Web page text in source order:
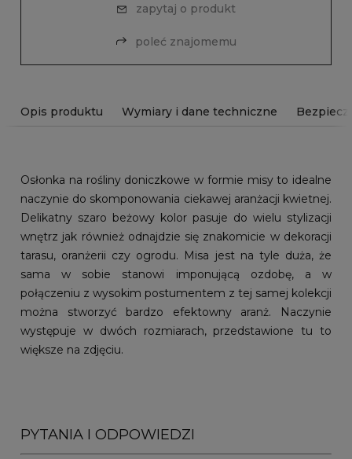
zapytaj o produkt
poleć znajomemu
Opis produktu Wymiary i dane techniczne
Osłonka na rośliny doniczkowe w formie misy to idealne
naczynie do skomponowania ciekawej aranżacji kwietnej.
Delikatny szaro beżowy kolor pasuje do wielu stylizacji
wnętrz jak również odnajdzie się znakomicie w dekoracji
tarasu, oranżerii czy ogrodu. Misa jest na tyle duża, że
sama w sobie stanowi imponującą ozdobę, a w
połączeniu z wysokim postumentem z tej samej kolekcji
można stworzyć bardzo efektowny aranż. Naczynie
występuje w dwóch rozmiarach, przedstawione tu to
większe na zdjęciu.
PYTANIA I ODPOWIEDZI